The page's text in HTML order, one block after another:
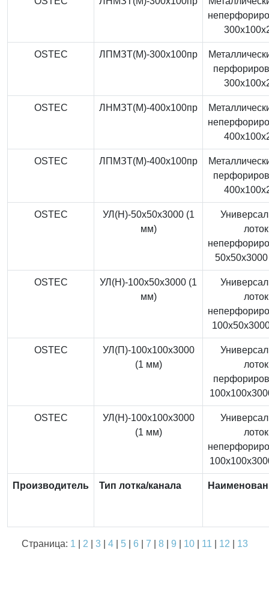
OSTEC ЛПМЗТ(М)-300x100пр
OSTEC ЛНМЗТ(М)-400x100пр
OSTEC ЛПМЗТ(М)-400x100пр
OSTEC
УЛ(Н)-50x50x3000 (1
мм)
лоток
OSTEC
УЛ(Н)-100x50x3000 (1
мм)
лоток
OSTEC
УЛ(П)-100x100x3000
(1 мм)
лоток
OSTEC
УЛ(Н)-100x100x3000
(1 мм)
лоток
Производитель Тип лотка/канала
Страница: 1 2 3| 4| 5| 6 7 8| 9 10| 11 12 13